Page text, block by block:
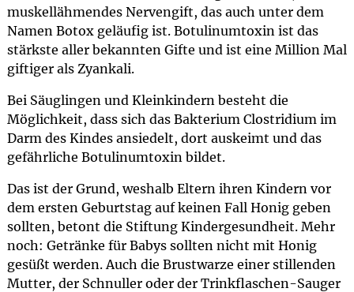
muskellähmendes Nervengift, das auch unter dem
Namen Botox geläufig ist. Botulinumtoxin ist das
stärkste aller bekannten Gifte und ist eine Million Mal
giftiger als Zyankali.
Bei Säuglingen und Kleinkindern besteht die
Möglichkeit, dass sich das Bakterium Clostridium im
Darm des Kindes ansiedelt, dort auskeimt und das
gefährliche Botulinumtoxin bildet.
Das ist der Grund, weshalb Eltern ihren Kindern vor
dem ersten Geburtstag auf keinen Fall Honig geben
sollten, betont die Stiftung Kindergesundheit. Mehr
noch: Getränke für Babys sollten nicht mit Honig
gesüßt werden. Auch die Brustwarze einer stillenden
Mutter, der Schnuller oder der Trinkflaschen-Sauger